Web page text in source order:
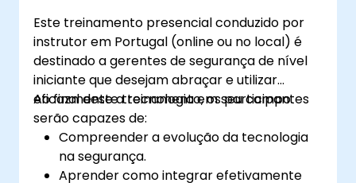
positivos.
Este treinamento presencial conduzido por
instrutor em Portugal (online ou no local) é
destinado a gerentes de segurança de nível
iniciante que desejam abraçar e utilizar
eficazmente a tecnologia em seu campo.
Ao final deste treinamento, os participantes
serão capazes de:
Compreender a evolução da tecnologia
na segurança.
Aprender como integrar efetivamente